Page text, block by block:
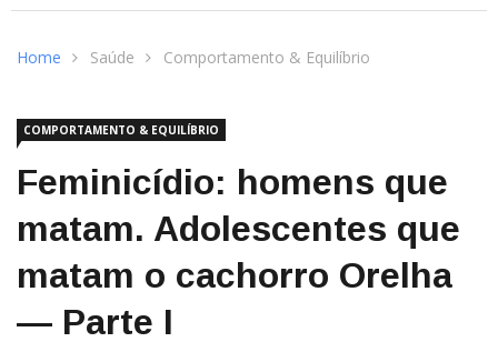
Home Saúde Comportamento & Equilíbrio
COMPORTAMENTO & EQUILÍBRIO
Feminicídio: homens que
matam. Adolescentes que
matam o cachorro Orelha
— Parte I